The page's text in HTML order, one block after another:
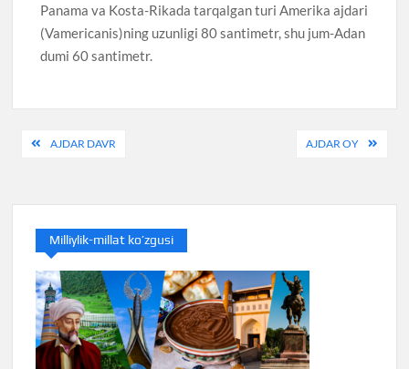
Panama va Kosta-Rikada tarqalgan turi Amerika ajdari
(Vamericanis)ning uzunligi 80 santimetr, shu jum-Adan
dumi 60 santimetr.
PostAJDAR DAVR AJDAR OY
Milliylik-millat ko’zgusi